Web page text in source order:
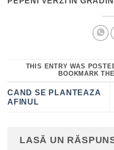
THIS ENTRY WAS
BOOKMARK THE
CAND SE PLANTEAZA
AFINUL
LASĂ UN